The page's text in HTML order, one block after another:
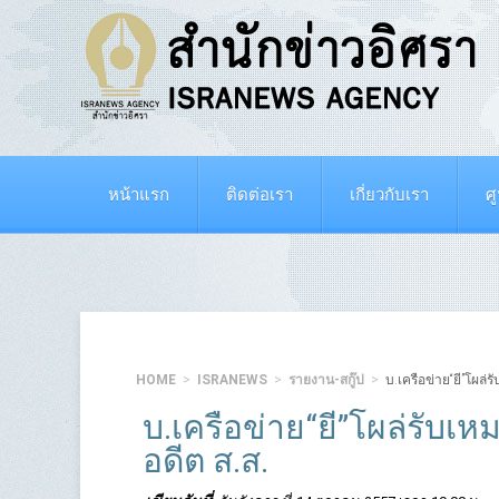
หน้าแรก ติดต่อเรา เกี่ยวกับเรา ศู
HOME ISRANEWS รายงาน-สกู๊ป บ.เครือข่าย“ยี”โผ
บ.เครือข่าย“ยี”โผล่รับเ
อดีต ส.ส.